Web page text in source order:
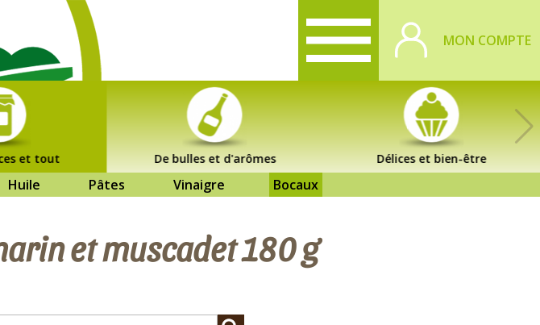
MON COMPTE
et tout De bulles et d'arômes Délices et bien-être
Huile Pâtes Vinaigre Bocaux
et muscadet 180 g